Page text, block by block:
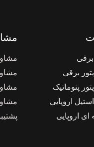
برقی
برقی
پنوماتیک
اروپایی
ای اروپایی